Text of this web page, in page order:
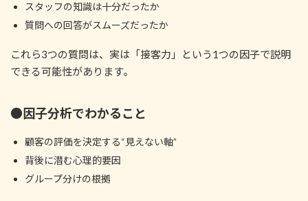
スタッフの知識は十分だったか
質問への回答がスムーズだったか
これら3つの質問は、実は「接客力」という1つの因子で説明
できる可能性があります。
●因子分析でわかること
顧客の評価を決定する“見えない軸”
背後に潜む心理的要因
グループ分けの根拠